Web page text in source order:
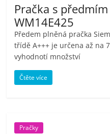
Pračka s
WM14E425
Předem plněná pračka
třídě A+++ je určena až na
vyhodnotí množství
Čtěte více
Pračky